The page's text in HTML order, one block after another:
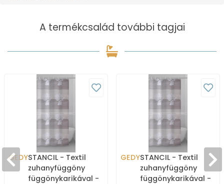
A termékcsalád további tagjai
GEDYSTANCIL - Textil
zuhanyfüggöny
függönykarikával -
GEDYSTANCIL - Textil
zuhanyfüggöny
függönykarikával -